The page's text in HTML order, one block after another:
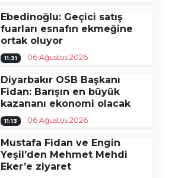
Ebedinoğlu: Geçici satış
fuarları esnafın ekmeğine
ortak oluyor
11:31 06 Ağustos 2026
Diyarbakır OSB Başkanı
Fidan: Barışın en büyük
kazananı ekonomi olacak
11:13 06 Ağustos 2026
Mustafa Fidan ve Engin
Yeşil’den Mehmet Mehdi
Eker’e ziyaret